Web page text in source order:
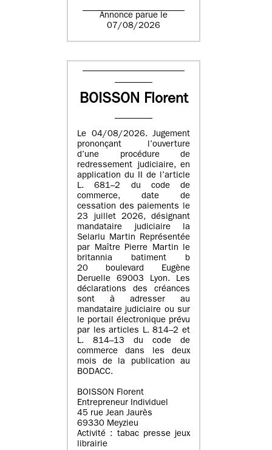
Annonce parue le
07/08/2026
BOISSON Florent
Le 04/08/2026. Jugement
prononçant l’ouverture
d’une procédure de
redressement judiciaire, en
application du II de l’article
L. 681–2 du code de
commerce, date de
cessation des paiements le
23 juillet 2026, désignant
mandataire judiciaire la
Selarlu Martin Représentée
par Maître Pierre Martin le
britannia batiment b
20 boulevard Eugène
Deruelle 69003 Lyon. Les
déclarations des créances
sont à adresser au
mandataire judiciaire ou sur
le portail électronique prévu
par les articles L. 814–2 et
L. 814–13 du code de
commerce dans les deux
mois de la publication au
BODACC.
BOISSON Florent
Entrepreneur Individuel
45 rue Jean Jaurès
69330 Meyzieu
Activité : tabac presse jeux
librairie